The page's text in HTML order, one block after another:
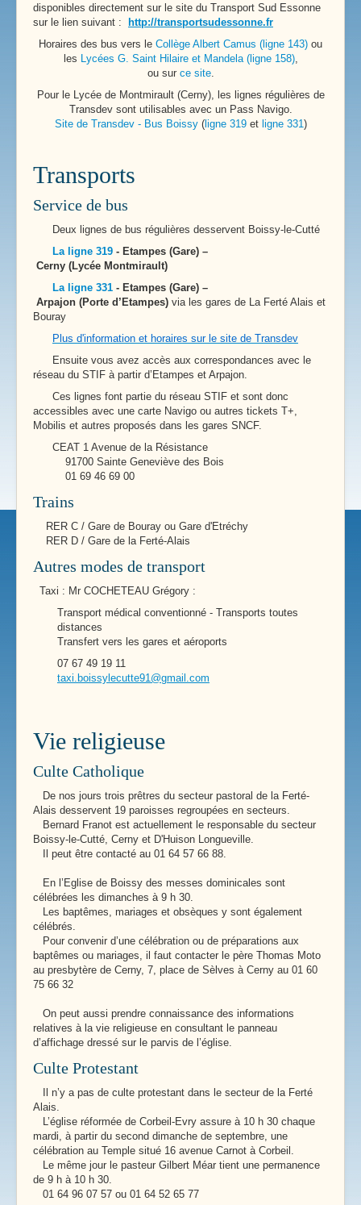
disponibles directement sur le site du Transport Sud Essonne
sur le lien suivant :
http://transportsudessonne.fr
Horaires des bus vers le Collège Albert Camus (ligne 143) ou
les
Lycées G. Saint Hilaire et Mandela (ligne 158),
ou sur ce site.
Pour le Lycée de Montmirault (Cerny), les lignes régulières de
Transdev sont utilisables avec un Pass Navigo.
Site de Transdev - Bus Boissy(ligne 319et ligne 331 )
Transports
Service de bus
Deux lignes de bus régulières desservent Boissy-le-Cutté
La ligne 319 - Etampes (Gare) –
Cerny (Lycée Montmirault)
La ligne 331 - Etampes (Gare) –
Arpajon (Porte d’Etampes) via les gares de La Ferté Alais et
Bouray
Plus d'information et horaires sur le site de Transdev
Ensuite vous avez accès aux correspondances avec le
réseau du STIF à partir d’Etampes et Arpajon.
Ces lignes font partie du réseau STIF et sont donc
accessibles avec une carte Navigo ou autres tickets T+,
Mobilis et autres proposés dans les gares SNCF.
CEAT 1 Avenue de la Résistance
91700 Sainte Geneviève des Bois
01 69 46 69 00
Trains
RER C / Gare de Bouray ou Gare d'Etréchy
RER D / Gare de la Ferté-Alais
Autres modes de transport
Taxi : Mr COCHETEAU Grégory :
Transport médical conventionné - Transports toutes
distances
Transfert vers les gares et aéroports
07 67 49 19 11
taxi.boissylecutte91@gmail.com
Vie religieuse
Culte Catholique
De nos jours trois prêtres du secteur pastoral de la Ferté-
Alais desservent 19 paroisses regroupées en secteurs.
Bernard Franot est actuellement le responsable du secteur
Boissy-le-Cutté, Cerny et D'Huison Longueville.
Il peut être contacté au 01 64 57 66 88.
En l’Eglise de Boissy des messes dominicales sont
célébrées les dimanches à 9 h 30.
Les baptêmes, mariages et obsèques y sont également
célébrés.
Pour convenir d’une célébration ou de préparations aux
baptêmes ou mariages, il faut contacter le père Thomas Moto
au presbytère de Cerny, 7, place de Sèlves à Cerny au 01 60
75 66 32
On peut aussi prendre connaissance des informations
relatives à la vie religieuse en consultant le panneau
d’affichage dressé sur le parvis de l’église.
Culte Protestant
Il n’y a pas de culte protestant dans le secteur de la Ferté
Alais.
L’église réformée de Corbeil-Evry assure à 10 h 30 chaque
mardi, à partir du second dimanche de septembre, une
célébration au Temple situé 16 avenue Carnot à Corbeil.
Le même jour le pasteur Gilbert Méar tient une permanence
de 9 h à 10 h 30.
01 64 96 07 57 ou 01 64 52 65 77